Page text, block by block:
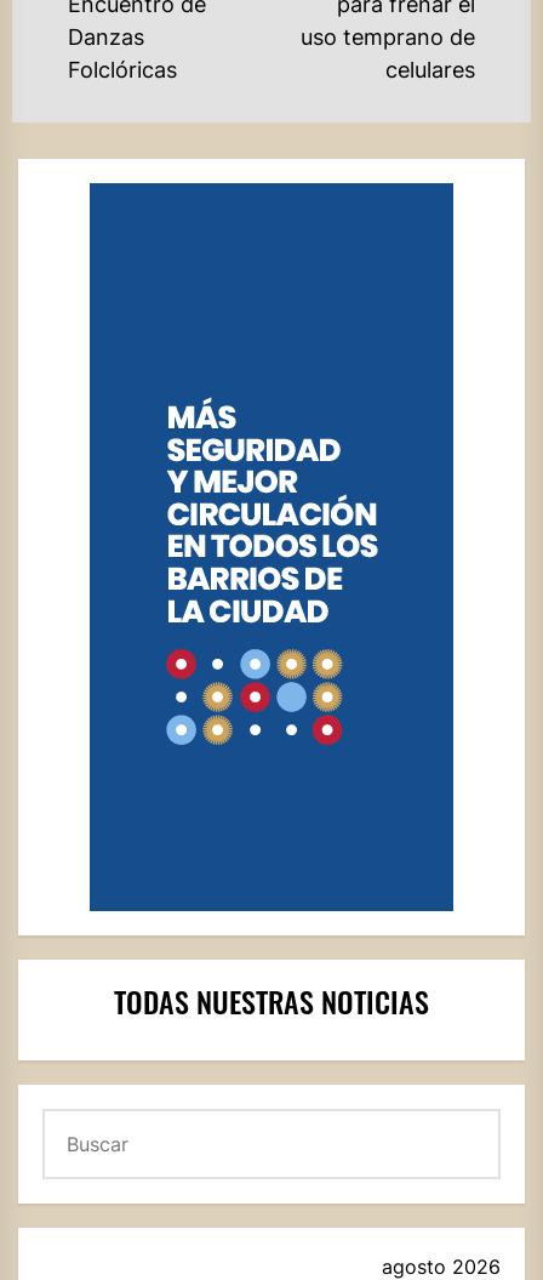
post:
Danzas
Folclóricas
uso temprano de
celulares
TODAS NUESTRAS NOTICIAS
agosto 2026